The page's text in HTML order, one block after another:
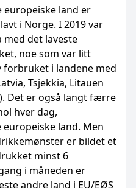
europeiske land er
i Norge. I 2019 var
med det laveste
noe som var litt
forbruket i landene med
Tsjekkia, Litauen
Det er også langt færre
hver dag,
land. Men
er bildet et
minst 6
i måneden er
andre land i EU/EØS